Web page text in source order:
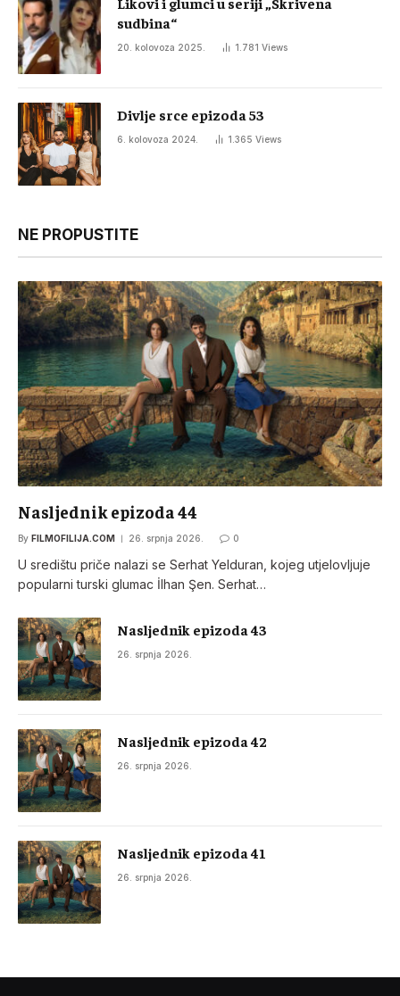
sudbina“
20. kolovoza 2025. 1.781 Views
Divlje srce epizoda 53
6. kolovoza 2024. 1.365 Views
NE PROPUSTITE
Nasljednik epizoda 44
By FILMOFILIJA.COM 26. srpnja 2026. 0
U središtu priče nalazi se Serhat Yelduran, kojeg utjelovljuje
popularni turski glumac İlhan Şen. Serhat…
Nasljednik epizoda 43
26. srpnja 2026.
Nasljednik epizoda 42
26. srpnja 2026.
Nasljednik epizoda 41
26. srpnja 2026.